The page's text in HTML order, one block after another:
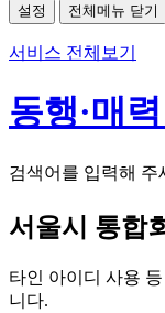
설정 전체메뉴 닫기
서비스 전체보기
동행·매
검색어를 입력해 주
서울시 통합
타인 아이디 사용
니다.